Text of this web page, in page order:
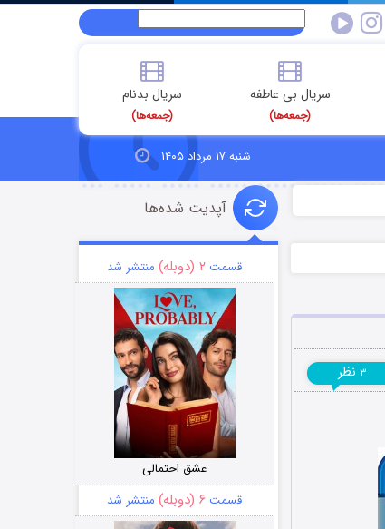
سریال بی عاطفه
(جمعه‌ها)
سریال بدنام
(جمعه‌ها)
شنبه ۱۷ مرداد ۱۴۰۵
۳ نظر
آپدیت شده‌ها
قسمت ۲ (دوبله) منتشر شد
عشق احتمالی
قسمت ۶ (دوبله) منتشر شد